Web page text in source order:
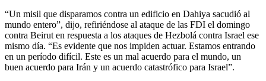
“Un misil que disparamos contra un edificio en Dahiya sacudió al
mundo entero”, dijo, refiriéndose al ataque de las FDI el domingo
contra Beirut en respuesta a los ataques de Hezbolá contra Israel ese
mismo día. “Es evidente que nos impiden actuar. Estamos entrando
en un período difícil. Este es un mal acuerdo para el mundo, un
buen acuerdo para Irán y un acuerdo catastrófico para Israel”.